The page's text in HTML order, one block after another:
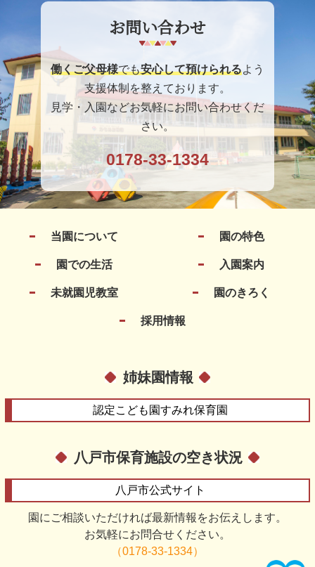
お問い合わせ
働くご父母様でも安心して預けられるよう
支援体制を整えております。
見学・入園などお気軽にお問い合わせくだ
さい。
0178-33-1334
当園について 園の特色
園での生活 入園案内
未就園児教室 園のきろく
採用情報
姉妹園情報
認定こども園すみれ保育園
八戸市保育施設の空き状況
八戸市公式サイト
園にご相談いただければ最新情報をお伝えします。
お気軽にお問合せください。
（0178-33-1334）